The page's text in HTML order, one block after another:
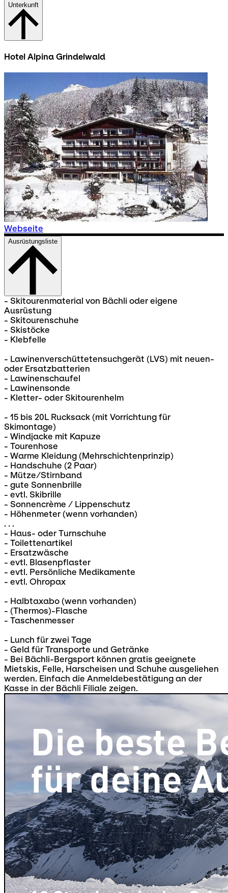
Unterkunft
Hotel Alpina Grindelwald
Webseite
Ausrüstungsliste
- Skitourenmaterial von Bächli oder eigene
Ausrüstung
- Skitourenschuhe
- Skistöcke
- Klebfelle
- Lawinenverschüttetensuchgerät (LVS) mit neuen-
oder Ersatzbatterien
- Lawinenschaufel
- Lawinensonde
- Kletter- oder Skitourenhelm
- 15 bis 20L Rucksack (mit Vorrichtung für
Skimontage)
- Windjacke mit Kapuze
- Tourenhose
- Warme Kleidung (Mehrschichtenprinzip)
- Handschuhe (2 Paar)
- Mütze/Stirnband
- gute Sonnenbrille
- evtl. Skibrille
- Sonnencrème / Lippenschutz
- Höhenmeter (wenn vorhanden)
. . .
- Haus- oder Turnschuhe
- Toilettenartikel
- Ersatzwäsche
- evtl. Blasenpflaster
- evtl. Persönliche Medikamente
- evtl. Ohropax
- Halbtaxabo (wenn vorhanden)
- (Thermos)-Flasche
- Taschenmesser
- Lunch für zwei Tage
- Geld für Transporte und Getränke
- Bei Bächli-Bergsport können gratis geeignete
Mietskis, Felle, Harscheisen und Schuhe ausgeliehen
werden. Einfach die Anmeldebestätigung an der
Kasse in der Bächli Filiale zeigen.